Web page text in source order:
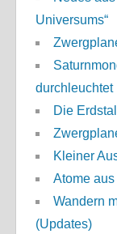
Universums“
durchleuchtet
Die
Kleiner
Atome
Wandern
(Updates)